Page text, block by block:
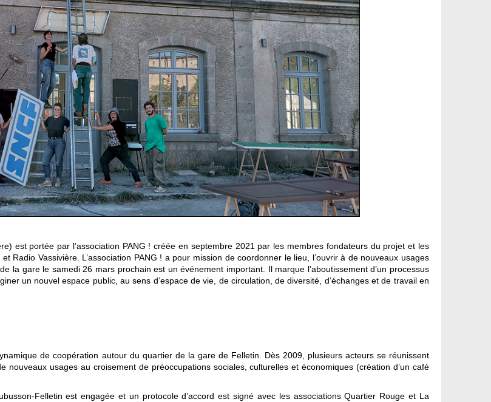
est portée par l’association PANG ! créée en septembre 2021 par les membres fondateurs du projet et les
Radio Vassivière. L’association PANG ! a pour mission de coordonner le lieu, l’ouvrir à de nouveaux usages
la gare le samedi 26 mars prochain est un événement important. Il marque l’aboutissement d’un processus
un nouvel espace public, au sens d’espace de vie, de circulation, de diversité, d’échanges et de travail en
de coopération autour du quartier de la gare de Felletin. Dès 2009, plusieurs acteurs se réunissent
nouveaux usages au croisement de préoccupations sociales, culturelles et économiques (création d’un café
Felletin est engagée et un protocole d’accord est signé avec les associations Quartier Rouge et La